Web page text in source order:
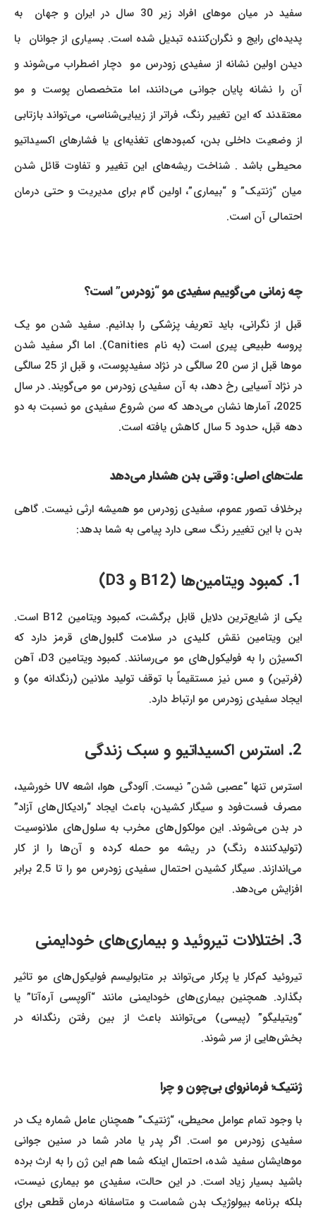
سفید در میان موهای افراد زیر 30 سال در ایران و جهان به
پدیده‌ای رایج و نگران‌کننده تبدیل شده است. بسیاری از جوانان با
دیدن اولین نشانه از سفیدی زودرس مو دچار اضطراب می‌شوند و
آن را نشانه پایان جوانی می‌دانند، اما متخصصان پوست و مو
معتقدند که این تغییر رنگ، فراتر از زیبایی‌شناسی، می‌تواند بازتابی
از وضعیت داخلی بدن، کمبودهای تغذیه‌ای یا فشارهای اکسیداتیو
محیطی باشد . شناخت ریشه‌های این تغییر و تفاوت قائل شدن
میان “ژنتیک” و “بیماری”، اولین گام برای مدیریت و حتی درمان
احتمالی آن است.
چه زمانی می‌گوییم سفیدی مو “زودرس” است؟
قبل از نگرانی، باید تعریف پزشکی را بدانیم. سفید شدن مو یک
پروسه طبیعی پیری است (به نام Canities). اما اگر سفید شدن
موها قبل از سن 20 سالگی در نژاد سفیدپوست، و قبل از 25 سالگی
در نژاد آسیایی رخ دهد، به آن سفیدی زودرس مو می‌گویند. در سال
2025، آمارها نشان می‌دهد که سن شروع سفیدی مو نسبت به دو
دهه قبل، حدود 5 سال کاهش یافته است.
علت‌های اصلی: وقتی بدن هشدار می‌دهد
برخلاف تصور عموم، سفیدی زودرس مو همیشه ارثی نیست. گاهی
بدن با این تغییر رنگ سعی دارد پیامی به شما بدهد:
یکی از شایع‌ترین دلایل قابل برگشت، کمبود ویتامین B12 است.
این ویتامین نقش کلیدی در سلامت گلبول‌های قرمز دارد که
اکسیژن را به فولیکول‌های مو می‌رسانند. کمبود ویتامین D3، آهن
(فرتین) و مس نیز مستقیماً با توقف تولید ملانین (رنگدانه مو) و
ایجاد سفیدی زودرس مو ارتباط دارد.
استرس تنها “عصبی شدن” نیست. آلودگی هوا، اشعه UV خورشید،
مصرف فست‌فود و سیگار کشیدن، باعث ایجاد “رادیکال‌های آزاد”
در بدن می‌شوند. این مولکول‌های مخرب به سلول‌های ملانوسیت
(تولیدکننده رنگ) در ریشه مو حمله کرده و آن‌ها را از کار
می‌اندازند. سیگار کشیدن احتمال سفیدی زودرس مو را تا 2.5 برابر
افزایش می‌دهد.
تیروئید کم‌کار یا پرکار می‌تواند بر متابولیسم فولیکول‌های مو تاثیر
بگذارد. همچنین بیماری‌های خودایمنی مانند “آلوپسی آره‌آتا” یا
“ویتیلیگو” (پیسی) می‌توانند باعث از بین رفتن رنگدانه در
بخش‌هایی از سر شوند.
ژنتیک؛ فرمانروای بی‌چون و چرا
با وجود تمام عوامل محیطی، “ژنتیک” همچنان عامل شماره یک در
سفیدی زودرس مو است. اگر پدر یا مادر شما در سنین جوانی
موهایشان سفید شده، احتمال اینکه شما هم این ژن را به ارث برده
باشید بسیار زیاد است. در این حالت، سفیدی مو بیماری نیست،
بلکه برنامه بیولوژیک بدن شماست و متاسفانه درمان قطعی برای